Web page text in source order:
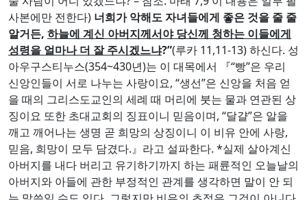
알거든,하늘에 계신 아버지께서야 당신께 청하는 이들에게
성령을 얼마나 더 잘 주시겠느냐?”(루카 11,11-13) 하신다. 성
아우구스티누스(354~430년)는 이 대목에서 『“빵”은 우리
신앙인들이 서로 나누는 사랑이요, “생선”은 신앙을 처음 얻
을 때의 그리스도교인의 세례 때 머리에 붓는 물과 연관된 상
징이요 또한 초대교회의 징표이니 믿음이며, “달걀”은 알을
깨고 깨어나는 생명 곧 희망의 상징이니 이 비유 안에 사랑,
믿음, 희망이 모두 담겼다.』라고 설파한다. *실제 살아계신
아버지를 내다 버리고 유기하기까지 하는 패륜적인 오늘날의
아버지와 아들에 관한 부정적인 관계를 생각하면 말이 안 되
는 말씀일 수도 있다. 그렇지만 비유의 초점은 그것이 아니다.